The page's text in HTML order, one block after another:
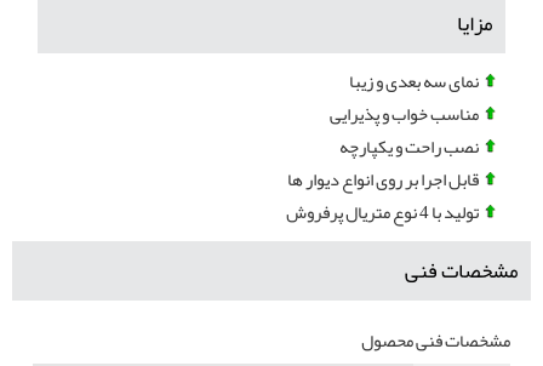
مزایا
نمای سه بعدی و زیبا
مناسب خواب و پذیرایی
نصب راحت و یکپارچه
قابل اجرا بر روی انواع دیوار ها
تولید با 4 نوع متریال پرفروش
مشخصات فنی
مشخصات فنی محصول